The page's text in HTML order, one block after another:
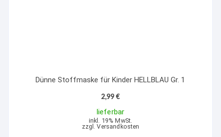
Dünne Stoffmaske für Kinder HELLBLAU Gr. 1
2,99€
lieferbar
inkl. 19% MwSt.
zzgl. Versandkosten